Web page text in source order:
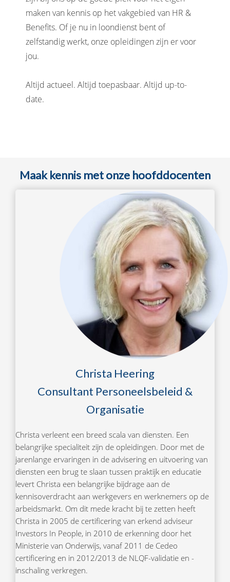
maken van kennis op het vakgebied van HR &
Benefits. Of je nu in loondienst bent of
zelfstandig werkt, onze opleidingen zijn er voor
jou.
Altijd actueel. Altijd toepasbaar. Altijd up-to-
date.
Maak kennis met onze hoofddocenten
Christa Heering
Consultant Personeelsbeleid &
Organisatie
Christa verleent een breed scala van diensten. Een
belangrijke specialiteit zijn de opleidingen. Door met de
jarenlange ervaringen in de advisering en uitvoering van
diensten een brug te slaan tussen praktijk en educatie
levert Christa een belangrijke bijdrage aan de
kennisoverdracht aan werkgevers en werknemers op de
arbeidsmarkt. Om dit mede kracht bij te zetten heeft
Christa in 2005 de certificering van erkend adviseur
Investors In People, in 2010 de erkenning door het
Ministerie van Onderwijs, vanaf 2011 de Cedeo
certificering en in 2012/2013 de NLQF-validatie en -
inschaling verkregen.